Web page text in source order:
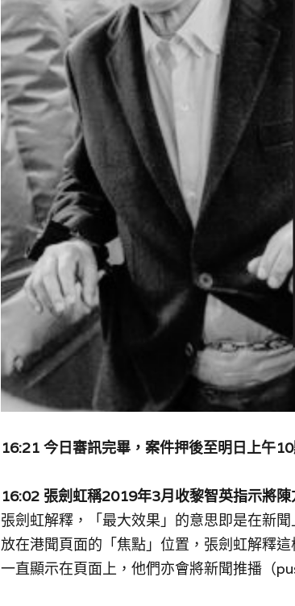
16:21 今日審訊完畢，案件押後至明日上午
16:02 張劍虹稱2019年3月收黎智英指示將陳
張劍虹解釋，「最大效果」的意思即是在新
放在港聞頁面的「焦點」位置，張劍虹解釋
一直顯示在頁面上，他們亦會將新聞推播（